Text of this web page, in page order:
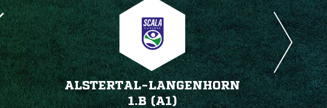
ALSTERTAL-LANGENHORN
1.B (A1)